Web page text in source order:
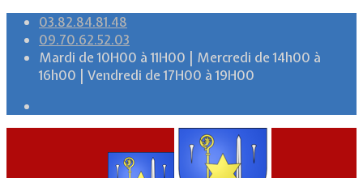
03.82.84.81.48
09.70.62.52.03
Mardi de 10H00 à 11H00 | Mercredi de 14h00 à
16h00 | Vendredi de 17H00 à 19H00